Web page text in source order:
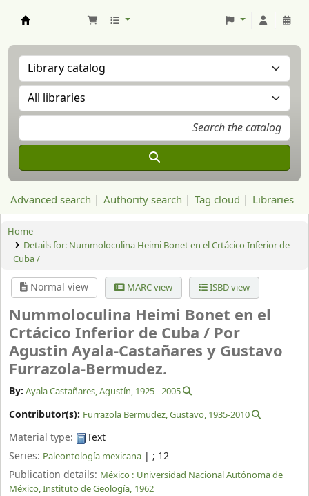
Advanced search Authority search Tag cloud Libraries
Home
Details for: Nummoloculina Heimi Bonet en el Crtácico Inferior de
Cuba /
Normal view MARC view ISBD view
Nummoloculina Heimi Bonet en el
Crtácico Inferior de Cuba / Por
Agustin Ayala-Castañares y Gustavo
Furrazola-Bermudez.
By: Ayala Castañares, Agustín, 1925 - 2005
Contributor(s): Furrazola Bermudez, Gustavo, 1935-2010
Material type:
Text
Series: Paleontología mexicana | ; 12
Publication details: México : Universidad Nacional Autónoma de
México, Instituto de Geología, 1962